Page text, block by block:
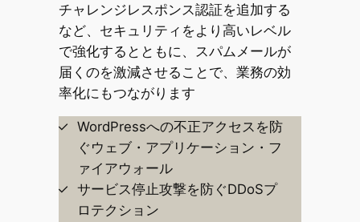
チャレンジレスポンス認証を追加する
など、セキュリティをより高いレベル
で強化するとともに、スパムメールが
届くのを激減させることで、業務の効
率化にもつながります
WordPressへの不正アクセスを防
ぐウェブ・アプリケーション・フ
ァイアウォール
サービス停止攻撃を防ぐDDoSプ
ロテクション